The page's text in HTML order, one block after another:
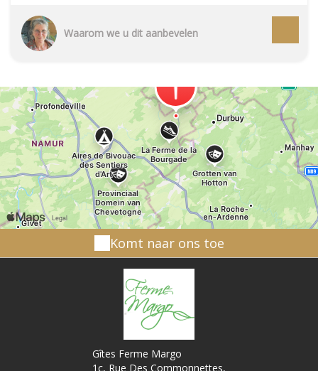
Overweeg de kwetsbare gordijnen. Hoor het gebrul
van de stroom en ervaar de emotie van de
ondergrondse wereld met onze gidsen. Sinds 2000
verscheidenheid aan vormen en kleuren van de
afzettingen van de grot aanschouwen. Je daalt 65
meter onder de grond af om een ondergrondse
rivier te ontdekken en klim 30 meter te voet en 35
meter met de lift.
Waarom we u dit aanbevelen
Komt naar ons toe
Gîtes Ferme Margo
1c, Rue Des Commonnettes,